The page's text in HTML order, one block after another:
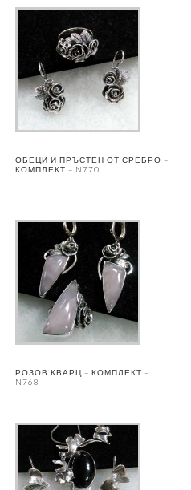
ОБЕЦИ И ПРЪСТЕН ОТ СРЕБРО –
КОМПЛЕКТ – N770
РОЗОВ КВАРЦ – КОМПЛЕКТ –
N768